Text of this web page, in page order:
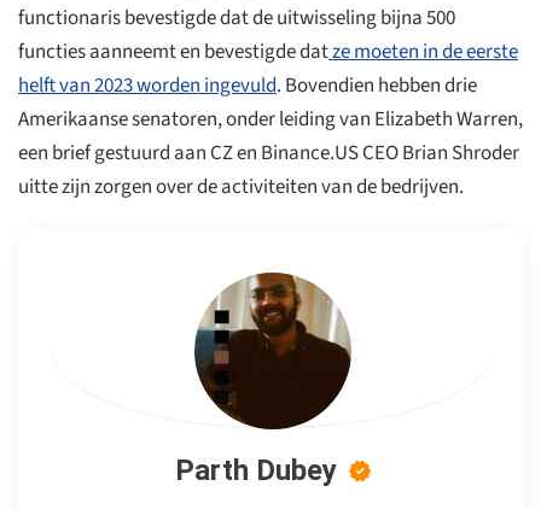
functionaris bevestigde dat de uitwisseling bijna 500
functies aanneemt en bevestigde datze moeten in de eerste
helft van 2023 worden ingevuld. Bovendien hebben drie
Amerikaanse senatoren, onder leiding van Elizabeth Warren,
een brief gestuurd aan CZ en Binance.US CEO Brian Shroder
uitte zijn zorgen over de activiteiten van de bedrijven.
Parth Dubey